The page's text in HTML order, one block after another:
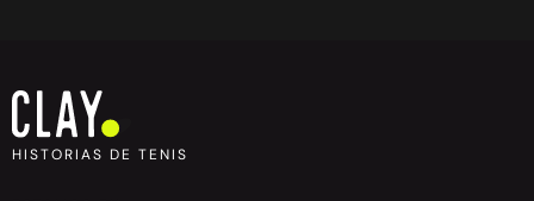
HISTORIAS DE TENIS